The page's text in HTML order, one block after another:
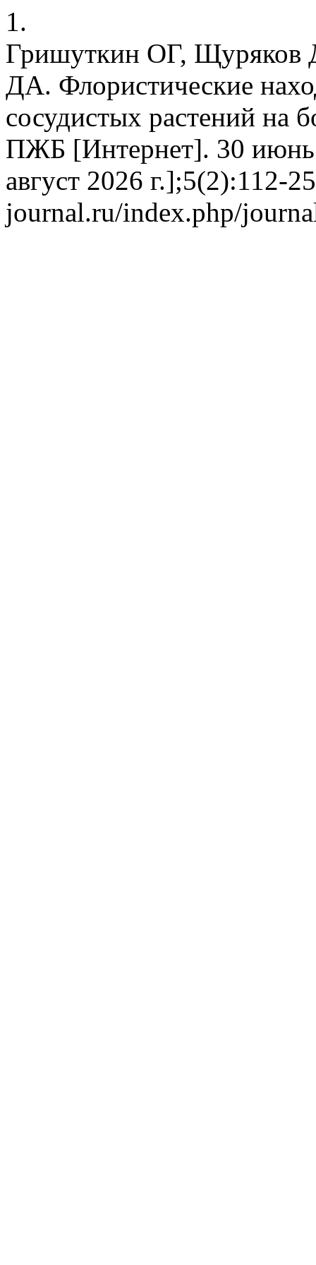
1.
Гришуткин ОГ,
ДА. Флористические
сосудистых растений на
ПЖБ [Интернет]. 30 июнь
август 2026 г.];5(2):112-
journal.ru/index.php/